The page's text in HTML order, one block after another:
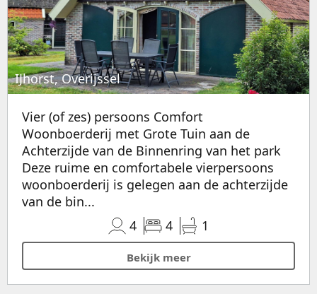
IJhorst, Overijssel
Vier (of zes) persoons Comfort
Woonboerderij met Grote Tuin aan de
Achterzijde van de Binnenring van het park
Deze ruime en comfortabele vierpersoons
woonboerderij is gelegen aan de achterzijde
van de bin...
4
4 1
Bekijk meer